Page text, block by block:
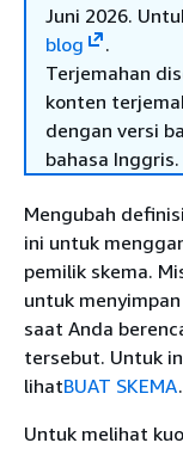
Juni 2026.
blog
.
Terjemahan
konten
dengan versi
bahasa Inggris.
Mengubah
ini untuk
pemilik skema.
untuk
saat Anda
tersebut. Untuk
lihatBUAT SKEMA.
Untuk melihat